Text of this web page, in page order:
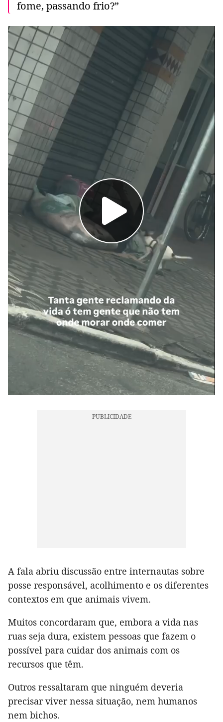
fome, passando frio?”
A fala abriu discussão entre internautas sobre
posse responsável, acolhimento e os diferentes
contextos em que animais vivem.
Muitos concordaram que, embora a vida nas
ruas seja dura, existem pessoas que fazem o
possível para cuidar dos animais com os
recursos que têm.
Outros ressaltaram que ninguém deveria
precisar viver nessa situação, nem humanos
nem bichos.